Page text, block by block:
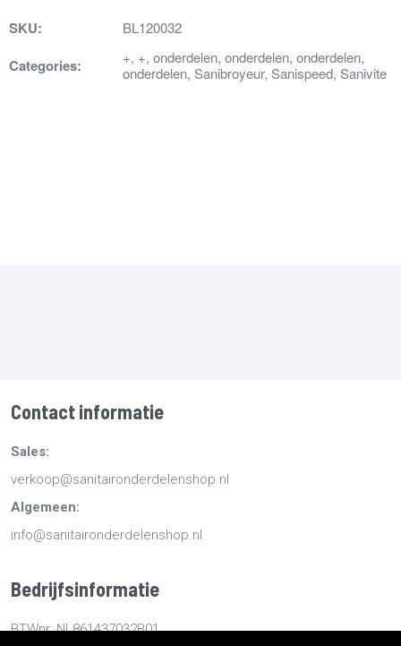
Silence
aantal
SKU: BL120032
Categories: +, +, onderdelen, onderdelen, onderdelen,
onderdelen, Sanibroyeur, Sanispeed, Sanivite
Contact informatie
Sales:
verkoop@sanitaironderdelenshop.nl
Algemeen:
info@sanitaironderdelenshop.nl
Bedrijfsinformatie
BTWnr: NL861437032B01